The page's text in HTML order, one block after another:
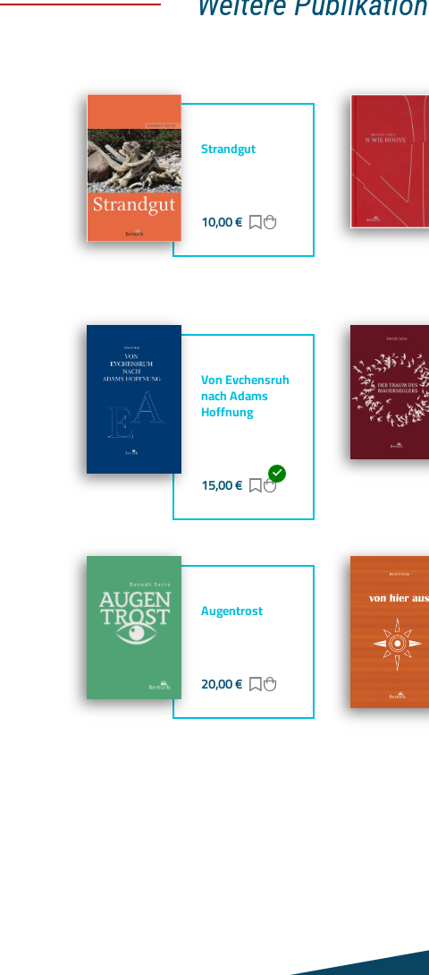
Strandgut
10,00€ Zur Merkliste hinzufügen
Zum Warenkorb
Von Evchensruh
nach Adams
Hoffnung
15,00€ Zur Merkliste hinzufügen
Zum Warenkorb
Augentrost
20,00€ Zur Merkliste hinzufügen
Zum Warenkorb